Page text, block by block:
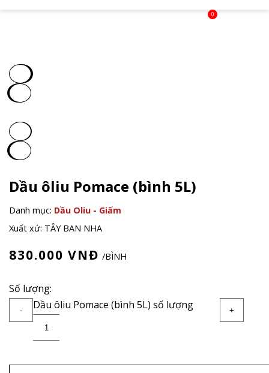
0
Dầu ôliu Pomace (bình 5L)
Danh mục: Dầu Oliu - Giấm
Xuất xứ: TÂY BAN NHA
830.000 VNĐ /BÌNH
Số lượng:
- Dầu ôliu Pomace (bình 5L) số lượng +